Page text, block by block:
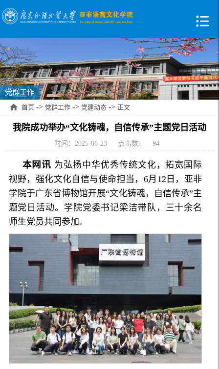
党群工作
首页 -> 党群工作 -> 党建动态 -> 正文
我院成功举办“文化铸魂，自信传承”主题党日活动
时间：2025-06-23 点击数： 94
本网讯 为弘扬中华优秀传统文化，拓宽国际
视野，强化文化自信与使命担当，6月12日，亚非
学院于广东省博物馆开展“文化铸魂，自信传承”主
题党日活动。学院党委书记梁洁带队，三十余名
师生党员共同参加。